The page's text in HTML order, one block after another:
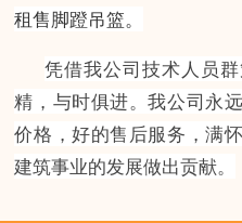
租售脚蹬吊篮。
凭借我公司技术人员
精，与时俱进。我公司永
价格，好的售后服务，满
建筑事业的发展做出贡献。